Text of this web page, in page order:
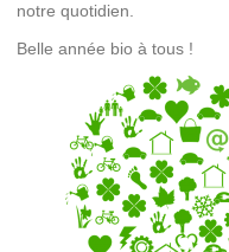
notre quotidien.
Belle année bio à tous !